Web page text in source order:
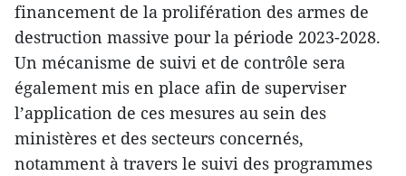
financement de la prolifération des armes de
destruction massive pour la période 2023-2028.
Un mécanisme de suivi et de contrôle sera
également mis en place afin de superviser
l’application de ces mesures au sein des
ministères et des secteurs concernés,
notamment à travers le suivi des programmes